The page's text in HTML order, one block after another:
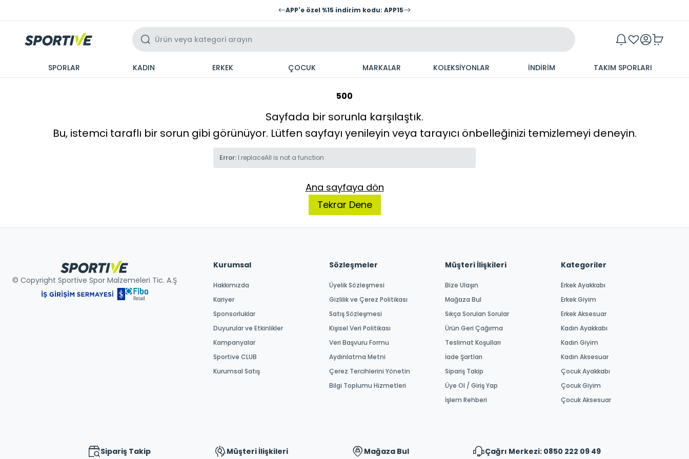
APP'e özel %15 indirim kodu: APP15
SPORLAR KADIN ERKEK ÇOCUK MARKALAR KOLEKSİYONLAR İNDİRİM TAKIM SPORLARI
500
Sayfada bir sorunla karşılaştık.
Bu, istemci taraflı bir sorun gibi görünüyor. Lütfen sayfayı yenileyin veya tarayıcı önbelleğinizi temizlemeyi deneyin.
Error: l.replaceAll is not a function
Ana sayfaya dön
Tekrar Dene
© Copyright Sportive Spor Malzemeleri Tic. A.Ş
Kurumsal
Hakkımızda
Kariyer
Sponsorluklar
Duyurular ve Etkinlikler
Kampanyalar
Sportive CLUB
Kurumsal Satış
Sözleşmeler
Üyelik Sözleşmesi
Gizlilik ve Çerez Politikası
Satış Sözleşmesi
Kişisel Veri Politikası
Veri Başvuru Formu
Aydınlatma Metni
Çerez Tercihlerini Yönetin
Bilgi Toplumu Hizmetleri
Müşteri İlişkileri
Bize Ulaşın
Mağaza Bul
Sıkça Sorulan Sorular
Ürün Geri Çağırma
Teslimat Koşulları
İade Şartları
Sipariş Takip
Üye Ol / Giriş Yap
İşlem Rehberi
Kategoriler
Erkek Ayakkabı
Erkek Giyim
Erkek Aksesuar
Kadın Ayakkabı
Kadın Giyim
Kadın Aksesuar
Çocuk Ayakkabı
Çocuk Giyim
Çocuk Aksesuar
Sipariş Takip Müşteri İlişkileri Mağaza Bul Çağrı Merkezi: 0850 222 09 49